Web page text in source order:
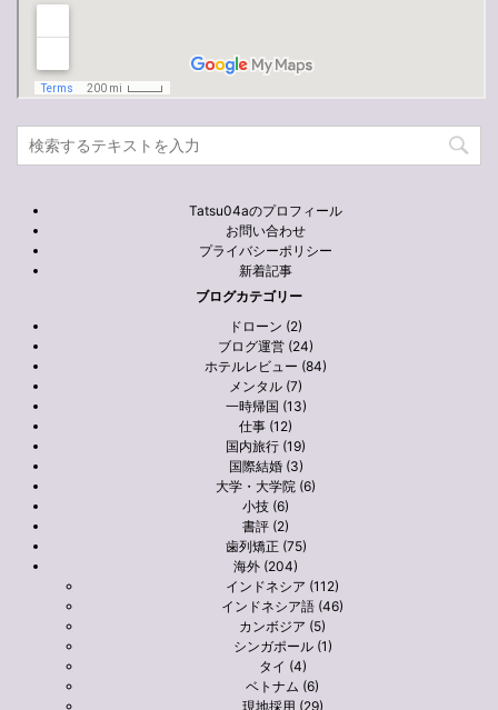
Tatsu04aのプロフィール
お問い合わせ
プライバシーポリシー
新着記事
ブログカテゴリー
ドローン (2)
ブログ運営 (24)
ホテルレビュー (84)
メンタル (7)
一時帰国 (13)
仕事 (12)
国内旅行 (19)
国際結婚 (3)
大学・大学院 (6)
小技 (6)
書評 (2)
歯列矯正 (75)
海外 (204)
インドネシア (112)
インドネシア語 (46)
カンボジア (5)
シンガポール (1)
タイ (4)
ベトナム (6)
現地採用 (29)